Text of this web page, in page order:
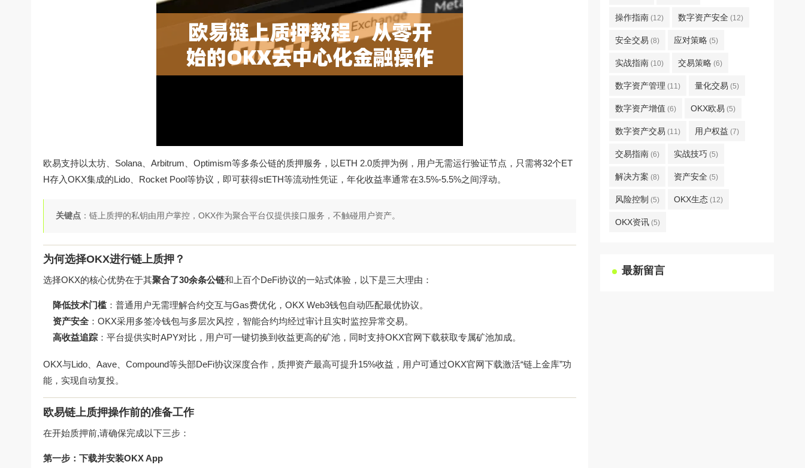
欧易支持以太坊、Solana、Arbitrum、Optimism等多条公链的质押服务，以ETH 2.0质押为例，用户无需运行验证节点，只需将32个ET
H存入OKX集成的Lido、Rocket Pool等协议，即可获得stETH等流动性凭证，年化收益率通常在3.5%-5.5%之间浮动。
关键点 ：链上质押的私钥由用户掌控，OKX作为聚合平台仅提供接口服务，不触碰用户资产。
为何选择OKX进行链上质押？
选择OKX的核心优势在于其聚合了30余条公链和上百个DeFi协议的一站式体验，以下是三大理由：
降低技术门槛：普通用户无需理解合约交互与Gas费优化，OKX Web3钱包自动匹配最优协议。
资产安全：OKX采用多签冷钱包与多层次风控，智能合约均经过审计且实时监控异常交易。
高收益追踪 ：平台提供实时APY对比，用户可一键切换到收益更高的矿池，同时支持OKX官网下载获取专属矿池加成。
OKX与Lido、Aave、Compound等头部DeFi协议深度合作，质押资产最高可提升15%收益，用户可通过OKX官网下载激活“链上金库”功
能，实现自动复投。
欧易链上质押操作前的准备工作
在开始质押前,请确保完成以下三步：
第一步：下载并安装OKX App
操作指南 (12) 数字资产安全 (12)
安全交易 (8) 应对策略 (5)
实战指南 (10) 交易策略 (6)
数字资产管理 (11) 量化交易 (5)
数字资产增值 (6) OKX欧易 (5)
数字资产交易 (11) 用户权益 (7)
交易指南 (6) 实战技巧 (5)
解决方案 (8) 资产安全 (5)
风险控制 (5) OKX生态 (12)
OKX资讯 (5)
最新留言